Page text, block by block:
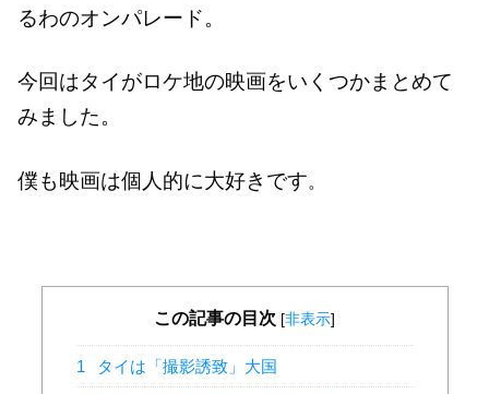
るわのオンパレード。
今回はタイがロケ地の映画をいくつかまとめて
みました。
僕も映画は個人的に大好きです。
この記事の目次 [非表示]
1 タイは「撮影誘致」大国